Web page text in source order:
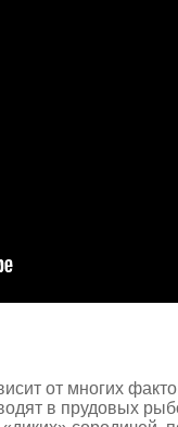
от многих
в прудовых